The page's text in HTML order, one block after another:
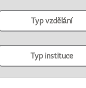
Typ vzdělání
Typ instituce